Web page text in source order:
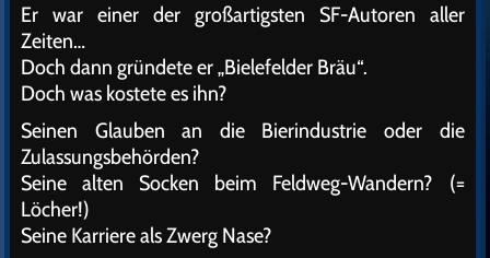
Er war einer der großartigsten SF-Autoren aller
Zeiten…
Doch dann gründete er „Bielefelder Bräu“.
Doch was kostete es ihn?
Seinen Glauben an die Bierindustrie oder die
Zulassungsbehörden?
Seine alten Socken beim Feldweg-Wandern? (=
Löcher!)
Seine Karriere als Zwerg Nase?